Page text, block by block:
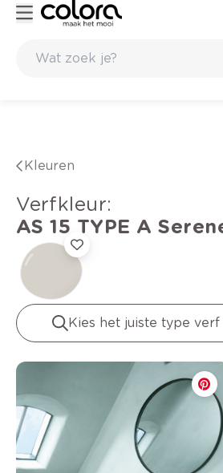
Kleuren
verfkleur:
AS 15 TYPE A
Kies het juiste type